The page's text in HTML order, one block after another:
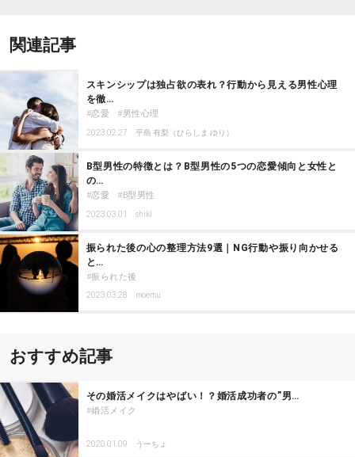
関連記事
スキンシップは独占欲の表れ？行動から見える男性心理
を徹…
恋愛 男性心理
2023.02.27 平島 有梨（ひらしま ゆり）
B型男性の特徴とは？B型男性の5つの恋愛傾向と女性と
の…
恋愛 B型男性
2023.03.01 shiki
振られた後の心の整理方法9選｜NG行動や振り向かせる
と…
振られた後
2023.03.28 moemu
おすすめ記事
その婚活メイクはやばい！？婚活成功者の”男…
婚活メイク
2020.01.09 うーちょ